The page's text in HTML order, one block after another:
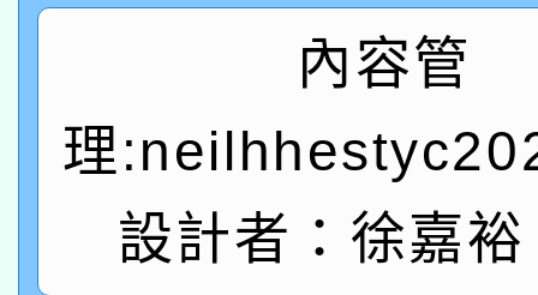
A3數位素養講師名單
「數位內容與教學軟
pilot」
有關大陸委員會函釋公
薪期間赴陸應申請許可
轉知經濟部水利署委託
業技術研究院辦理「
115年8月22日(星期六
內容管
理
設計者：徐嘉